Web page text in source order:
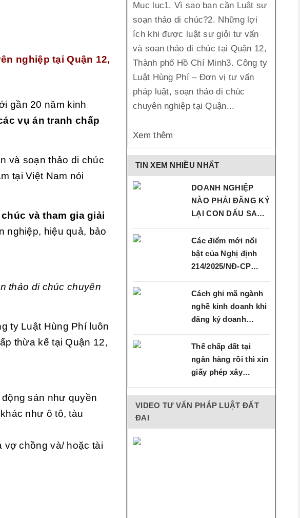
nghiệp tại Quận 12,
gần 20 năm kinh
vụ án tranh chấp
và soạn thảo di chúc
tại Việt Nam nói
và tham gia giải
nghiệp, hiệu quả, bảo
thảo di chúc chuyên
ty Luật Hùng Phí luôn
thừa kế tại Quận 12,
sản như quyền
như ô tô, tàu
vợ chồng và/ hoặc tài
Mục lục1. Vì sao bạn cần Luật sư
soạn thảo di chúc?2. Những lợi
ích khi được luật sư giỏi tư vấn
và soạn thảo di chúc tại Quận 12,
Thành phố Hồ Chí Minh3. Công ty
Luật Hùng Phí – Đơn vị tư vấn
pháp luật, soạn thảo di chúc
chuyên nghiệp tại Quận...
Xem thêm
TIN XEM NHIỀU NHẤT
DOANH NGHIỆP
NÀO PHẢI ĐĂNG KÝ
LẠI CON DẤU SAU
Các điểm mới nổi
bật của Nghị định
214/2025/NĐ‑CP…
Cách ghi mã ngành
nghề kinh doanh khi
đăng ký doanh
Thế chấp đất tại
ngân hàng rồi thì xin
giấy phép xây…
VIDEO TƯ VẤN PHÁP LUẬT ĐẤT
ĐAI